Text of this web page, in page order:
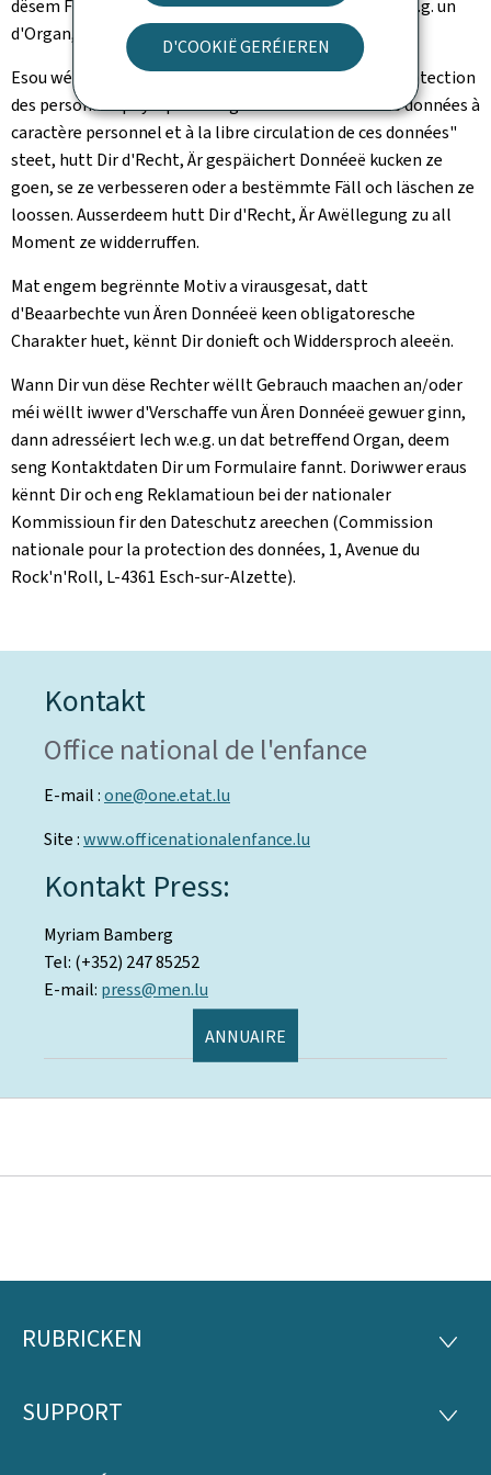
D'COOKIË GERÉIEREN
dësem Formulaire weidergeleet ginn, da went Iech w.e.g. un
d'Organ, dat sech mat Ärer Demande befaasst.
Esou wéi et am Reglement (EU) 2016/679 iwwer d'"protection
des personnes physiques à l'égard du traitement des données à
caractère personnel et à la libre circulation de ces données"
steet, hutt Dir d'Recht, Är gespäichert Donnéeë kucken ze
goen, se ze verbesseren oder a bestëmmte Fäll och läschen ze
loossen. Ausserdeem hutt Dir d'Recht, Är Awëllegung zu all
Moment ze widderruffen.
Mat engem begrënnte Motiv a virausgesat, datt
d'Beaarbechte vun Ären Donnéeë keen obligatoresche
Charakter huet, kënnt Dir donieft och Widdersproch aleeën.
Wann Dir vun dëse Rechter wëllt Gebrauch maachen an/oder
méi wëllt iwwer d'Verschaffe vun Ären Donnéeë gewuer ginn,
dann adresséiert Iech w.e.g. un dat betreffend Organ, deem
seng Kontaktdaten Dir um Formulaire fannt. Doriwwer eraus
kënnt Dir och eng Reklamatioun bei der nationaler
Kommissioun fir den Dateschutz areechen (Commission
nationale pour la protection des données, 1, Avenue du
Rock'n'Roll, L-4361 Esch-sur-Alzette).
Kontakt
Office national de l'enfance
E-mail :one@one.etat.lu
Site :www.officenationalenfance.lu
Kontakt Press:
Myriam Bamberg
Tel: (+352) 247 85252
E-mail: press@men.lu
ANNUAIRE
Fousszeil
RUBRICKEN
SUPPORT